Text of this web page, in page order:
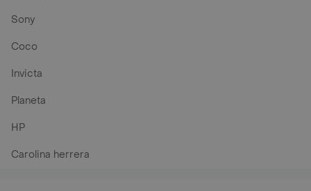
Sony
Coco
Invicta
Planeta
HP
Carolina herrera